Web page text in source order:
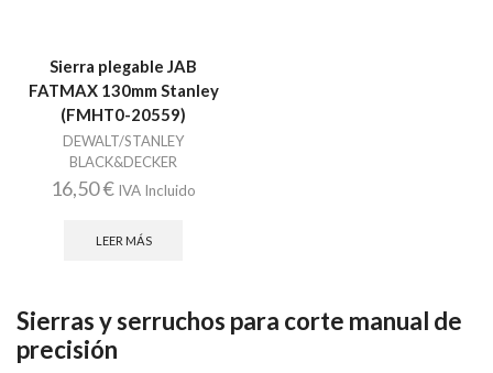
Sierra plegable JAB
FATMAX 130mm Stanley
(FMHT0-20559)
DEWALT/STANLEY
BLACK&DECKER
16,50€ IVA Incluido
LEER MÁS
Sierras y serruchos para corte manual de
precisión